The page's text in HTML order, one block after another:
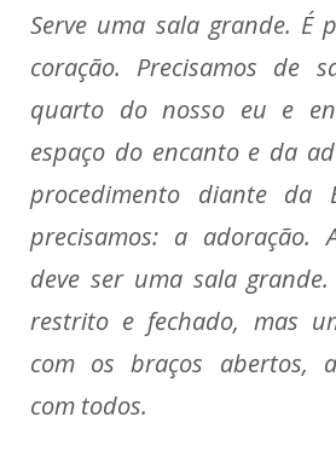
Serve uma sala grande. É
coração. Precisamos de
quarto do nosso eu e
espaço do encanto e da
procedimento diante da
precisamos: a adoração.
deve ser uma sala
restrito e fechado, mas
com os braços abertos,
com todos.